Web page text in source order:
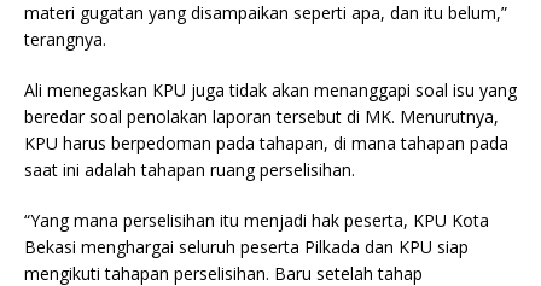
materi gugatan yang disampaikan seperti apa, dan itu belum,”
terangnya.
Ali menegaskan KPU juga tidak akan menanggapi soal isu yang
beredar soal penolakan laporan tersebut di MK. Menurutnya,
KPU harus berpedoman pada tahapan, di mana tahapan pada
saat ini adalah tahapan ruang perselisihan.
“Yang mana perselisihan itu menjadi hak peserta, KPU Kota
Bekasi menghargai seluruh peserta Pilkada dan KPU siap
mengikuti tahapan perselisihan. Baru setelah tahap